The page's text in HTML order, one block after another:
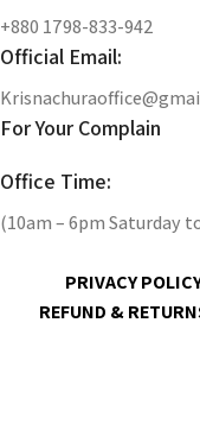
+880 1798-833-942
Official Email:
For Your Complain
Office Time:
(10am – 6pm Saturday
PRIVACY
REFUND &